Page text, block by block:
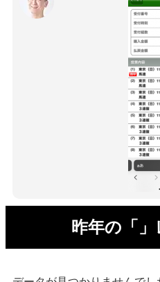
昨年の「